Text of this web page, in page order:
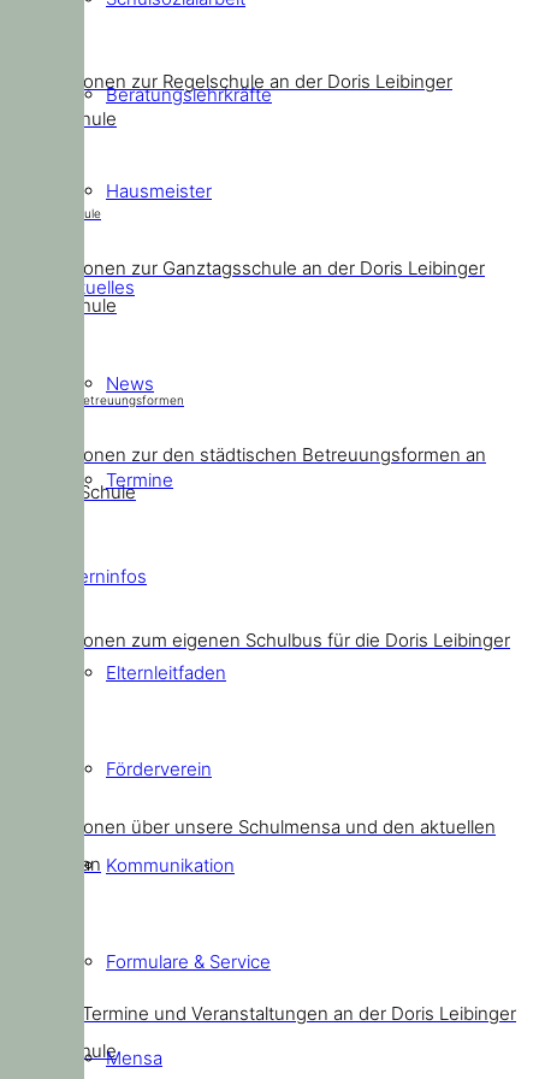
Beratungslehrkräfte
Hausmeister
Aktuelles
News
Termine
Elterninfos
Elternleitfaden
Förderverein
Kommunikation
Formulare & Service
Mensa
Informationen zur Regelschule an der Doris Leibinger
Grundschule
Ganztagsschule
Informationen zur Ganztagsschule an der Doris Leibinger
Grundschule
Städtische Betreuungsformen
Informationen zur den städtischen Betreuungsformen an
unserer Schule
Informationen zum eigenen Schulbus für die Doris Leibinger
Informationen über unsere Schulmensa und den aktuellen
Speiseplan
Aktuelle Termine und Veranstaltungen an der Doris Leibinger
Grundschule